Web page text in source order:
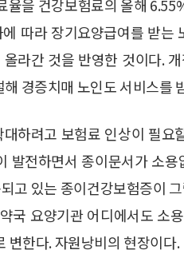
율을 건강보험료의 올해
따라 장기요양급여를 받
라간 것을 반영한 것이다.
경증치매 노인도 서비스를
하려고 보험료 인상이 필요
발전하면서 종이문서가 소
고 있는 종이건강보험증이
국 요양기관 어디에서도 소
변한다. 자원낭비의 현장이다.